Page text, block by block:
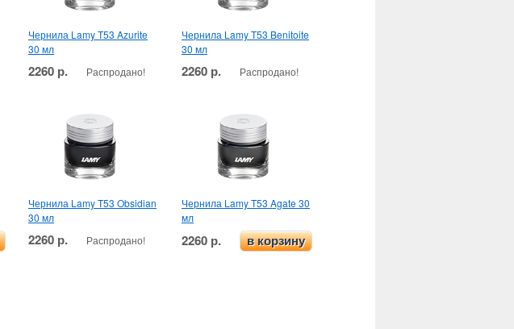
Чернила Lamy T53 Azurite
30 мл
2260 р. Распродано!
Чернила Lamy T53 Benitoite
30 мл
2260 р. Распродано!
Чернила Lamy T53 Obsidian
30 мл
2260 р. Распродано!
Чернила Lamy T53 Agate 30
мл
2260 р. в корзину